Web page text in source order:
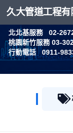
Skip to content
久大管道工程有
北北基服務 02-
桃園新竹服務 03-
行動電話 0911-